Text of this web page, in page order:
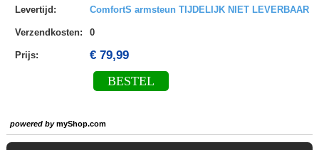
Levertijd : ComfortS armsteun TIJDELIJK NIET LEVERBAAR
Verzendkosten: 0
Prijs: € 79,99
BESTEL
powered bymyShop.com